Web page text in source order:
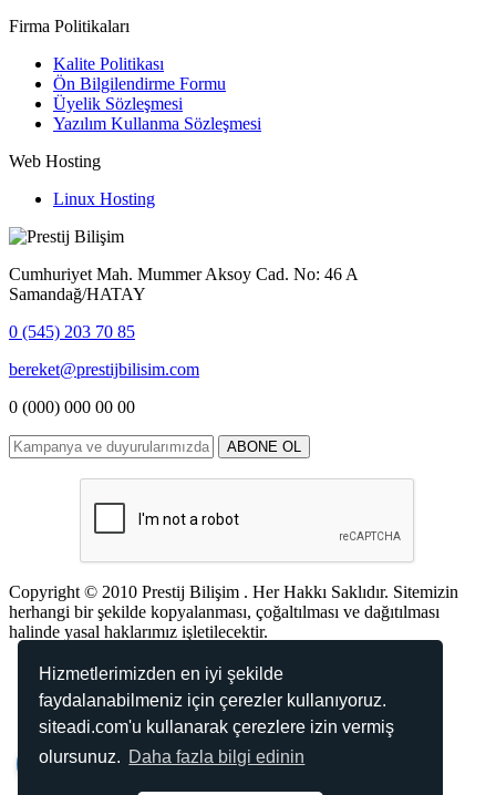
Hizmetlerimizden en iyi şekilde
faydalanabilmeniz için çerezler kullanıyoruz.
siteadi.com'u kullanarak çerezlere izin vermiş
olursunuz. Daha fazla bilgi edinin
Firma Politikaları
Kalite Politikası
Ön Bilgilendirme Formu
Üyelik Sözleşmesi
Yazılım Kullanma Sözleşmesi
Web Hosting
Linux Hosting
Cumhuriyet Mah. Mummer Aksoy Cad. No: 46 A
Samandağ/HATAY
0 (545) 203 70 85
bereket@prestijbilisim.com
0 (000) 000 00 00
Copyright © 2010 Prestij Bilişim . Her Hakkı Saklıdır. Sitemizin
herhangi bir şekilde kopyalanması, çoğaltılması ve dağıtılması
halinde yasal haklarımız işletilecektir.
TR EN
AR
Kabul Ettiğimiz Ödemeler